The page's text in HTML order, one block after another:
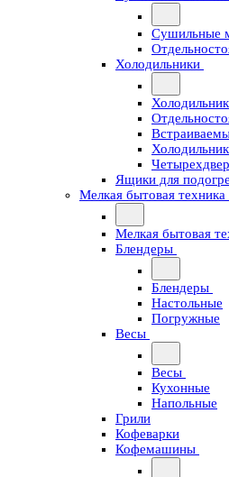
Сушильные
Холодильники
Ящики для
Мелкая бытовая техника
Мелкая бытовая
Блендеры
Блендеры
Настольные
Погружные
Весы
Весы
Кухонные
Напольные
Грили
Кофеварки
Кофемашины